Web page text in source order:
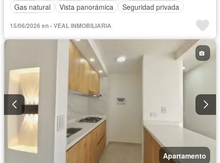
Gas natural
Vista panorámica
Seguridad privada
15/06/2026 en - VEAL INMOBILIARIA
Apartamento